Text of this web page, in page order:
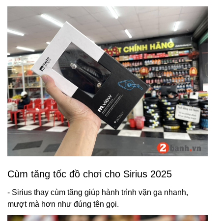
Cùm tăng tốc đồ chơi cho Sirius 2025
- Sirius thay cùm tăng giúp hành trình vặn ga nhanh,
mượt mà hơn như đúng tên gọi.